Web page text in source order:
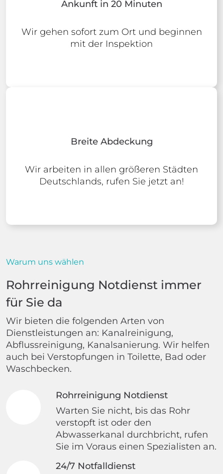
Ankunft in 20 Minuten
Wir gehen sofort zum Ort und beginnen
mit der Inspektion
Breite Abdeckung
Wir arbeiten in allen größeren Städten
Deutschlands, rufen Sie jetzt an!
Warum uns wählen
Rohrreinigung Notdienst immer
für Sie da
Wir bieten die folgenden Arten von
Dienstleistungen an: Kanalreinigung,
Abflussreinigung, Kanalsanierung. Wir helfen
auch bei Verstopfungen in Toilette, Bad oder
Waschbecken.
Rohrreinigung Notdienst
Warten Sie nicht, bis das Rohr
verstopft ist oder den
Abwasserkanal durchbricht, rufen
Sie im Voraus einen Spezialisten an.
24/7 Notfalldienst